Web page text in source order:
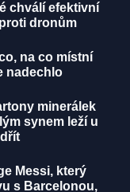
chválí efektivní
dronům
na co místní
nadechlo
minerálek
synem leží u
Messi, který
s Barcelonou,